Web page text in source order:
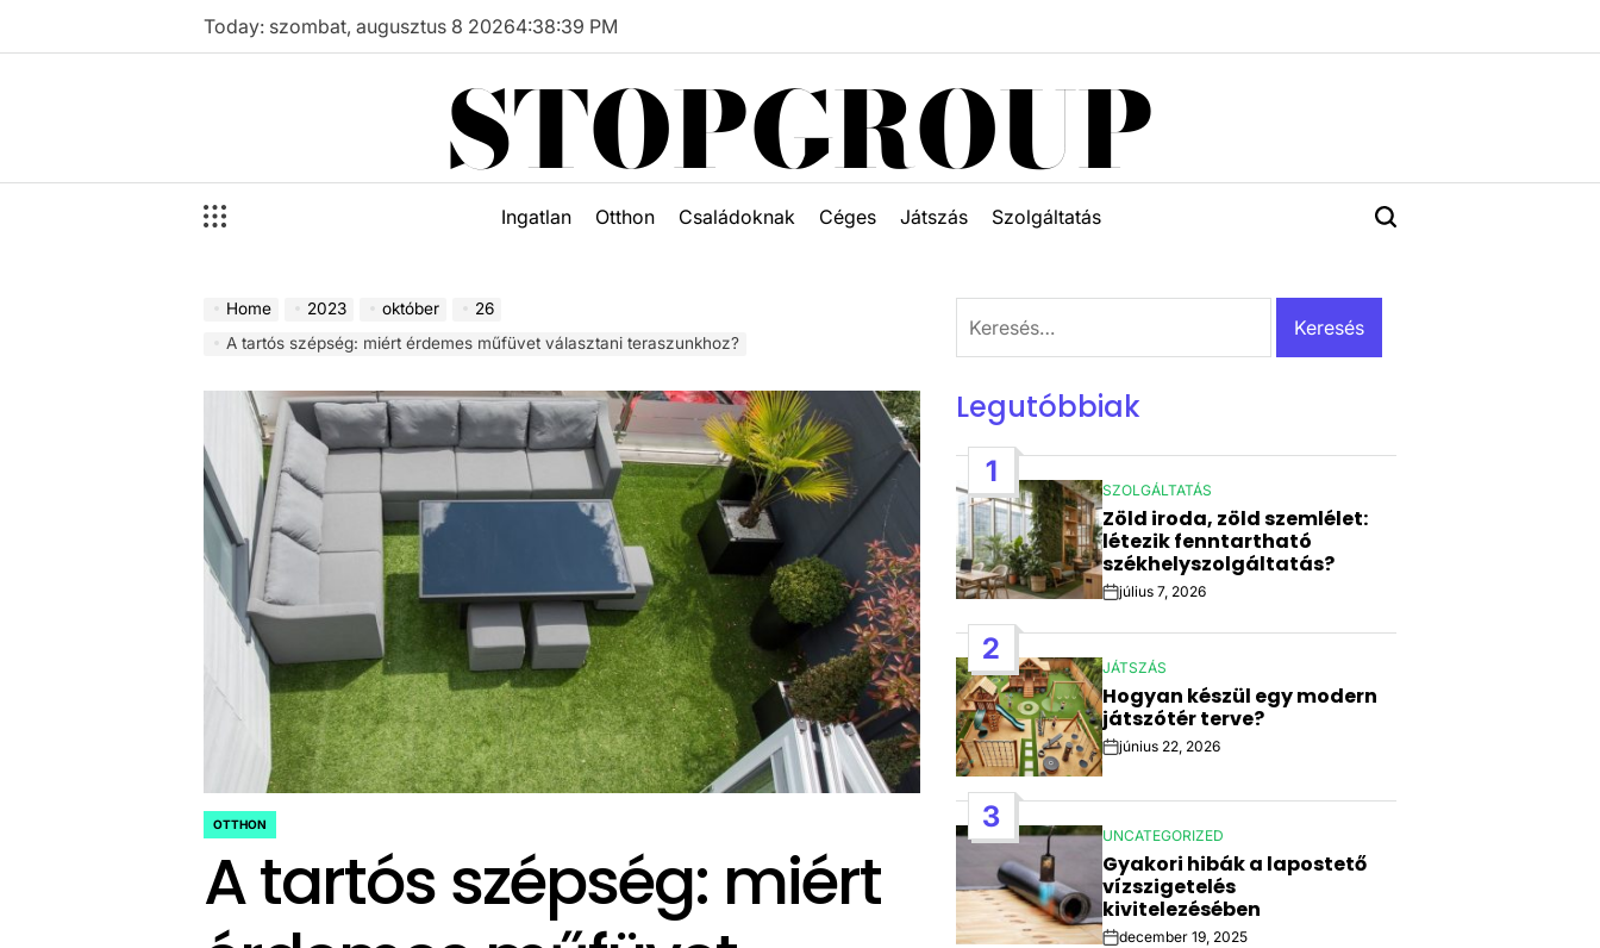
Today: szombat, augusztus 8 20264:38:41 PM
STOPGROUP
Ingatlan Otthon Családoknak Céges Játszás Szolgáltatás
Home 2023 október
26
A tartós szépség: miért érdemes műfüvet választani teraszunkhoz?
POSTED
OTTHON
A tartós szépség: miért
Legutóbbiak
1
POSTED
IN
SZOLGÁLTATÁS
Zöld iroda, zöld szemlélet:
létezik fenntartható
székhelyszolgáltatás?
Postjúlius 7, 2026
2
POSTED
IN
JÁTSZÁS
Hogyan készül egy modern
játszótér terve?
Post
Date
június 22, 2026
3
POSTED
IN
UNCATEGORIZED
Gyakori hibák a lapostető
vízszigetelés
kivitelezésében
december 19, 2025